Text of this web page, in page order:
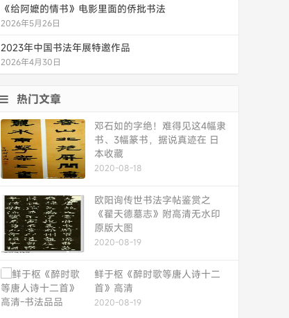
《给阿嬷的情书》电影里面的侨批书法
2026年5月26日
2023年中国书法年展特邀作品
2026年4月30日
热门文章
邓石如的字绝！难得见这4幅隶
书、3幅篆书，据说真迹在 日
本收藏
2020-08-18
欧阳询传世书法字帖鉴赏之
《翟天德墓志》附高清无水印
原版大图
2020-08-19
鲜于枢《醉时歌等唐人诗十二
首》高清
2020-08-19